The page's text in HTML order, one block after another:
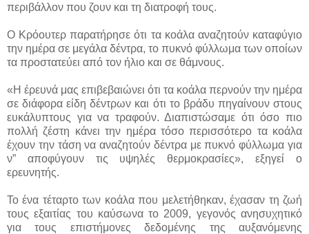
περιβάλλον που ζουν και τη διατροφή τους.
Ο Κρόουτερ παρατήρησε ότι τα κοάλα αναζητούν καταφύγιο
την ημέρα σε μεγάλα δέντρα, το πυκνό φύλλωμα των οποίων
τα προστατεύει από τον ήλιο και σε θάμνους.
«Η έρευνά μας επιβεβαιώνει ότι τα κοάλα περνούν την ημέρα
σε διάφορα είδη δέντρων και ότι το βράδυ πηγαίνουν στους
ευκάλυπτους για να τραφούν. Διαπιστώσαμε ότι όσο πιο
πολλή ζέστη κάνει την ημέρα τόσο περισσότερο τα κοάλα
έχουν την τάση να αναζητούν δέντρα με πυκνό φύλλωμα για
ν” αποφύγουν τις υψηλές θερμοκρασίες», εξηγεί ο
ερευνητής.
Το ένα τέταρτο των κοάλα που μελετήθηκαν, έχασαν τη ζωή
τους εξαιτίας του καύσωνα το 2009, γεγονός ανησυχητικό
για τους επιστήμονες δεδομένης της αυξανόμενης